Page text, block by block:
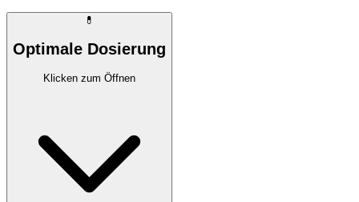
💊
Optimale Dosierung
Klicken zum Öffnen